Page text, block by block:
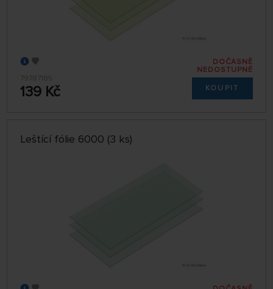
79787185
139 Kč
DOČASNĚ
NEDOSTUPNÉ
KOUPIT
Leštící fólie 6000 (3 ks)